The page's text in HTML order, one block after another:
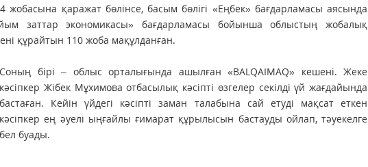
қаражат бөлінсе, басым бөлігі «Еңбек» бағдарламасы аясында
заттар экономикасы» бағдарламасы бойынша облыстың жобалық
құрайтын 110 жоба мақұлданған.
Соның бірі – облыс орталығында ашылған «BALQAIMAQ» кешені. Жеке
кәсіпкер Жібек Мұхимова отбасылық кәсіпті өзгелер секілді үй жағдайында
бастаған. Кейін үйдегі кәсіпті заман талабына сай етуді мақсат еткен
кәсіпкер ең әуелі ыңғайлы ғимарат құрылысын бастауды ойлап, тәуекелге
бел буады.